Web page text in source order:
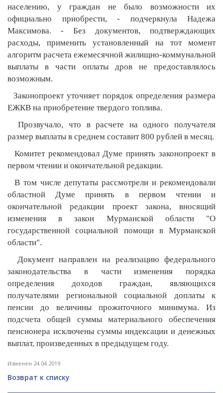
населению, у граждан не было возможности их
официально приобрести, - подчеркнула Надежа
Максимова. - Без документов, подтверждающих
расходы, применить установленный на тот момент
алгоритм расчета ежемесячной жилищно-коммунальной
выплаты в части оплаты дров не предоставлялось
возможным.
Законопроект уточняет порядок определения размера
ЕЖКВ на приобретение твердого топлива.
Прозвучало, что в расчете на одного получателя
размер выплаты в среднем составит 800 рублей в месяц.
Комитет рекомендовал Думе принять законопроект в
первом чтении и окончательной редакции.
В том числе депутаты рассмотрели и рекомендовали
областной Думе принять в первом чтении и
окончательной редакции проект закона, вносящий
изменения в закон Мурманской области "О
государственной социальной помощи в Мурманской
области".
Документ направлен на реализацию федерального
законодательства в части изменения порядка
определения доходов граждан, являющихся
получателями региональной социальной доплаты к
пенсии до величины прожиточного минимума. Из
подсчета общей суммы материального обеспечения
пенсионера исключены суммы индексации и денежных
выплат, произведенных в предыдущем году.
Изменен 24.04.2019
Возврат к списку